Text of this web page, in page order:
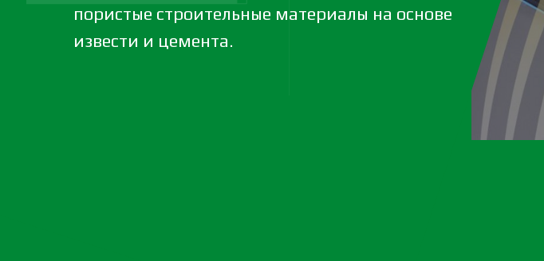
пористые строительные материалы на основе
извести и цемента.